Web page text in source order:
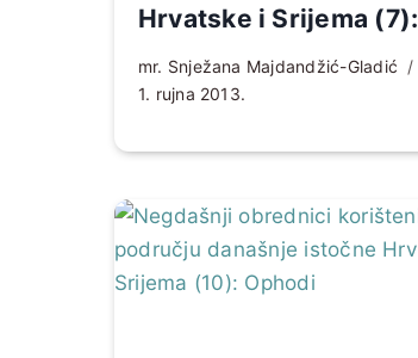
Hrvatske i Srijema (7):
Posljednje pomazanje i
sprovod
mr. Snježana Majdandžić-Gladić
1. rujna 2013.